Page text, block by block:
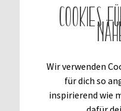
basierend auf
Kundenbewer
€ 6,90
Cookies
Wir verwenden
für dich so
inspirierend wie